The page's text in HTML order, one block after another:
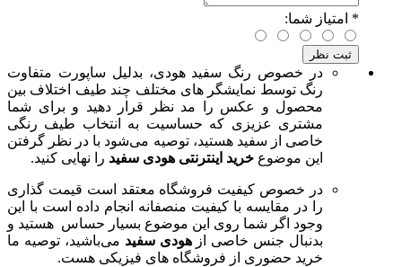
* امتیاز شما:
در خصوص رنگ سفید هودی، بدلیل ساپورت متفاوت
رنگ توسط نمایشگر های مختلف چند طیف اختلاف بین
محصول و عکس را مد نظر قرار دهید و برای شما
مشتری عزیزی که حساسیت به انتخاب طیف رنگی
خاصی از سفید هستید، توصیه می‌شود با در نظر گرفتن
این موضوع خرید اینترنتی هودی سفید را نهایی کنید.
در خصوص کیفیت فروشگاه معتقد است قیمت گذاری
را در مقایسه با کیفیت منصفانه انجام داده است با این
وجود اگر شما روی این موضوع بسیار حساس هستید و
بدنبال جنس خاصی ازهودی سفید می‌باشید، توصیه ما
خرید حضوری از فروشگاه های فیزیکی هست.